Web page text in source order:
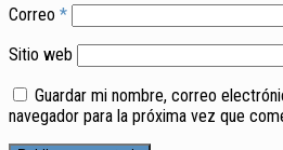
Correo *
Sitio web
Guardar mi nombre, correo
navegador para la próxima vez que